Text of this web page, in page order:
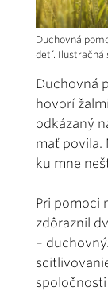
Duchovná
detí. Ilustračná
Duchovná
hovorí
odkázaný
mať povila.
ku mne
Pri pomoci
zdôraznil
–